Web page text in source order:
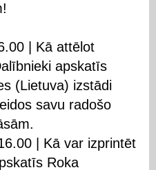
| Kā attēlot
apskatīs
(Lietuva) izstādi
savu radošo
| Kā var izprintēt
Roka